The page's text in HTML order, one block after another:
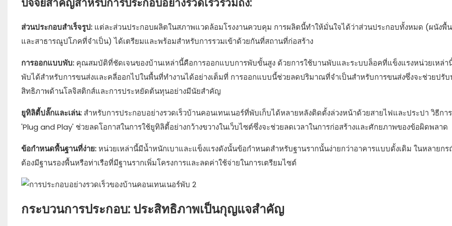
ส่วนประกอบสำเร็จรูป: แต่ละส่วนประกอบผลิตในสภาพแวดล้อมโรงงานควบคุม การผลิตนี้ทำให้มั่นใจได้ว่าส่วนประกอบทั้งหมด (ผนังพื้
และสาธารณูปโภคที่จำเป็น) ได้เตรียมและพร้อมสำหรับการรวมเข้าด้วยกันที่สถานที่ก่อสร้าง
การออกแบบพับ: คุณสมบัติที่ชัดเจนของบ้านเหล่านี้คือการออกแบบการพับขั้นสูง ด้วยการใช้บานพับและระบบล็อคที่แข็งแรงหน่วยเหล่า
พับได้สำหรับการขนส่งและคลี่ออกไปในพื้นที่ทำงานได้อย่างเต็มที่ การออกแบบนี้ช่วยลดปริมาณที่จำเป็นสำหรับการขนส่งซึ่งจะช่วยปรับ
สิทธิภาพด้านโลจิสติกส์และการประหยัดต้นทุนอย่างมีนัยสำคัญ
ยูทิลิตี้ปลั๊กและเล่น: สำหรับการประกอบอย่างรวดเร็วบ้านคอนเทนเนอร์ที่พับเก็บได้หลายหลังติดตั้งล่วงหน้าด้วยสายไฟและประปา วิธีก
'Plug and Play' ช่วยลดโอกาสในการใช้ยูทิลิตี้อย่างกว้างขวางในเว็บไซต์ซึ่งจะช่วยลดเวลาในการก่อสร้างและศักยภาพของข้อผิดพลาด
ข้อกำหนดพื้นฐานที่ง่าย:หน่วยเหล่านี้มีน้ำหนักเบาและแข็งแรงดังนั้นข้อกำหนดสำหรับฐานรากนั้นง่ายกว่าอาคารแบบดั้งเดิม ในหลายก
ต้องมีฐานรองพื้นหรือท่าเรือที่มีฐานรากเพิ่มโครงการและลดค่าใช้จ่ายในการเตรียมไซต์
กระบวนการประกอบ: ประสิทธิภาพเป็นกุญแจสำคัญ